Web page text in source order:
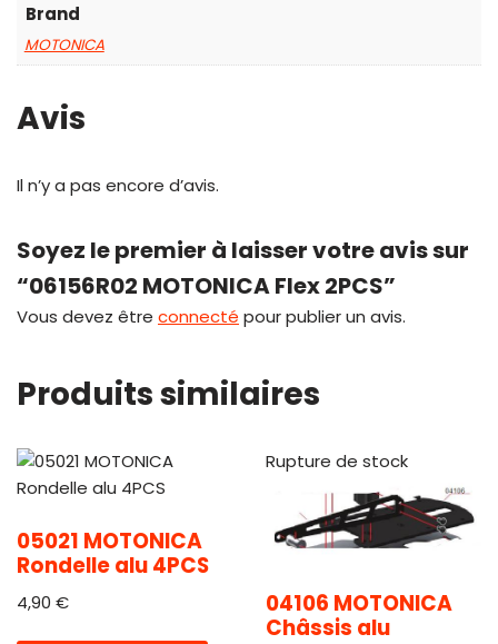
Brand
MOTONICA
Avis
Il n’y a pas encore d’avis.
Soyez le premier à laisser votre avis sur
“06156R02 MOTONICA Flex 2PCS”
Vous devez être connecté pour publier un avis.
Produits similaires
05021 MOTONICA
Rondelle alu 4PCS
4,90 €
Rupture de stock
04106 MOTONICA
Châssis alu